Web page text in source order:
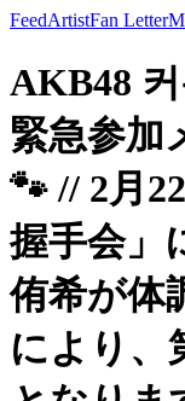
FeedArtistFan Letter
AKB48
緊急参加
🐾 // 2月
握手会」
侑希が体
により、